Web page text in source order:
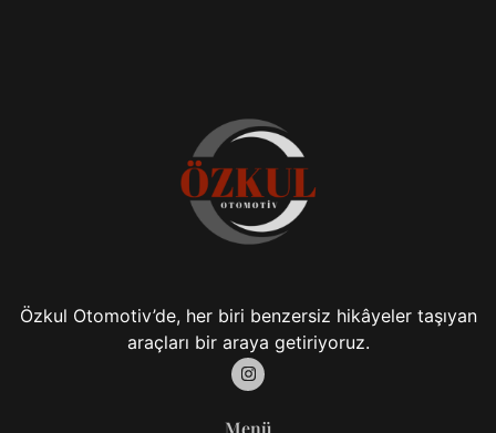
Özkul Otomotiv’de, her biri benzersiz hikâyeler taşıyan
araçları bir araya getiriyoruz.
Menü